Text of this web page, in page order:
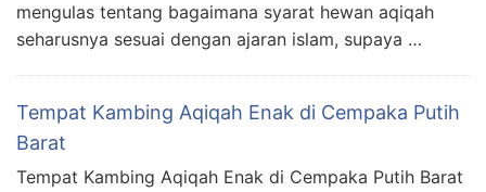
mengulas tentang bagaimana syarat hewan aqiqah
seharusnya sesuai dengan ajaran islam, supaya …
Tempat Kambing Aqiqah Enak di Cempaka Putih
Barat
Tempat Kambing Aqiqah Enak di Cempaka Putih Barat